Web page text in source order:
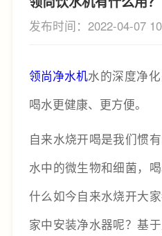
发布时间：2022-04-07
领尚净水机水的深度净
喝水更健康、更方便。
自来水烧开喝是我们惯
水中的微生物和细菌，
什么如今自来水烧开大
家中安装净水器呢？基